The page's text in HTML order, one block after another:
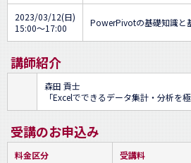
2023/03/12(日)
15:00～17:00
PowerPivotの基礎知識と
講師紹介
森田 貢士
「Excelでできるデータ集計・分析を
受講のお申込み
料金区分 受講料